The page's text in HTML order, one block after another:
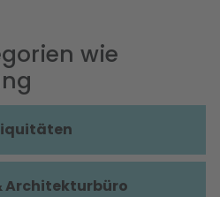
wie
Architekturbüro